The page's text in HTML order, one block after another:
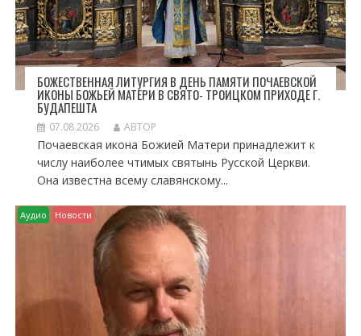
БОЖЕСТВЕННАЯ ЛИТУРГИЯ В ДЕНЬ ПАМЯТИ ПОЧАЕВСКОЙ
ИКОНЫ БОЖЬЕЙ МАТЕРИ В СВЯТО- ТРОИЦКОМ ПРИХОДЕ Г.
БУДАПЕШТА
07.08.2026 АВТОР
Почаевская икона Божией Матери принадлежит к
числу наиболее чтимых святынь Русской Церкви.
Она известна всему славянскому...
Аудио Новости